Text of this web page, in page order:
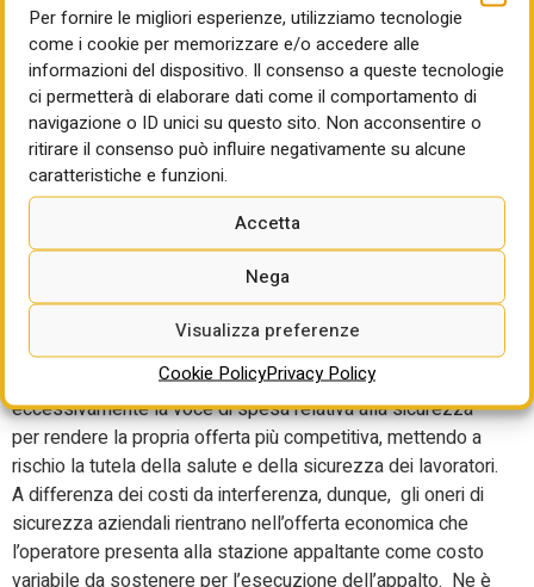
Per fornire le migliori esperienze, utilizziamo tecnologie
come i cookie per memorizzare e/o accedere alle
informazioni del dispositivo. Il consenso a queste tecnologie
ci permetterà di elaborare dati come il comportamento di
navigazione o ID unici su questo sito. Non acconsentire o
ritirare il consenso può influire negativamente su alcune
caratteristiche e funzioni.
Accetta
Nega
Visualizza preferenze
Cookie PolicyPrivacy Policy
I costi aziendali sono quelli previsti dall’articolo 108,
comma 9, del Codice, che, con riferimento alla
presentazione dell’offerta da parte dell’operatore
economico, richiede l’indicazione degli “oneri aziendali per
l’adempimento delle disposizioni in materia di salute e
sicurezza sui luoghi di lavoro”. Essi sono, quindi,
quantificati dall’operatore economico stesso, poiché
variano in base all’organizzazione interna, al tipo di offerta
e alle specifiche lavorazioni. L’operatore è obbligato a
indicare, specificamente, a pena di esclusione, questi costi
nella sua offerta economica, per permettere alla stazione
appaltante di verificarne la congruità. L’amministrazione
deve infatti accertarsi che l’impresa non abbia sacrificato
eccessivamente la voce di spesa relativa alla sicurezza
per rendere la propria offerta più competitiva, mettendo a
rischio la tutela della salute e della sicurezza dei lavoratori.
A differenza dei costi da interferenza, dunque, gli oneri di
sicurezza aziendali rientrano nell’offerta economica che
l’operatore presenta alla stazione appaltante come costo